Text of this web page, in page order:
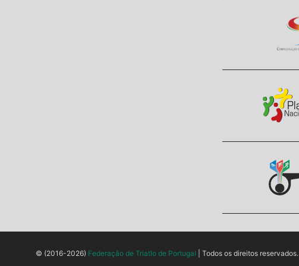
© (2016-2026) Federação de Triatlo de Portugal | Todos os direitos reservados.